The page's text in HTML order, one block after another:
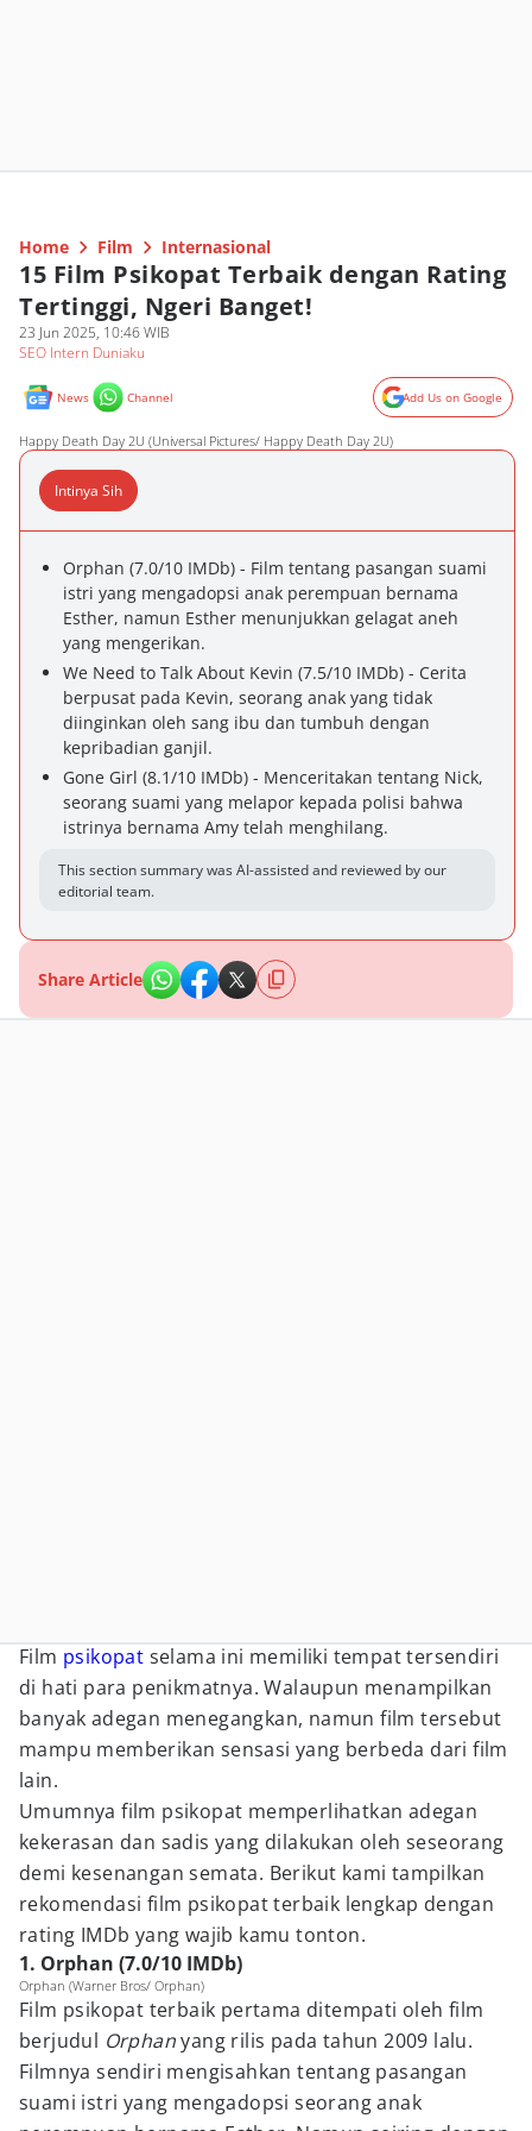
Home Film Internasional
15 Film Psikopat Terbaik dengan Rating
Tertinggi, Ngeri Banget!
23 Jun 2025, 10:46 WIB
SEO Intern Duniaku
News Channel Add Us on Google
Happy Death Day 2U (Universal Pictures/ Happy Death Day 2U)
Intinya Sih
Orphan (7.0/10 IMDb) - Film tentang pasangan suami
istri yang mengadopsi anak perempuan bernama
Esther, namun Esther menunjukkan gelagat aneh
yang mengerikan.
We Need to Talk About Kevin (7.5/10 IMDb) - Cerita
berpusat pada Kevin, seorang anak yang tidak
diinginkan oleh sang ibu dan tumbuh dengan
kepribadian ganjil.
Gone Girl (8.1/10 IMDb) - Menceritakan tentang Nick,
seorang suami yang melapor kepada polisi bahwa
istrinya bernama Amy telah menghilang.
This section summary was AI-assisted and reviewed by our
editorial team.
Share Article
Film psikopat selama ini memiliki tempat tersendiri
di hati para penikmatnya. Walaupun menampilkan
banyak adegan menegangkan, namun film tersebut
mampu memberikan sensasi yang berbeda dari film
lain.
Umumnya film psikopat memperlihatkan adegan
kekerasan dan sadis yang dilakukan oleh seseorang
demi kesenangan semata. Berikut kami tampilkan
rekomendasi film psikopat terbaik lengkap dengan
rating IMDb yang wajib kamu tonton.
1. Orphan (7.0/10 IMDb)
Orphan (Warner Bros/ Orphan)
Film psikopat terbaik pertama ditempati oleh film
berjudul Orphanyang rilis pada tahun 2009 lalu.
Filmnya sendiri mengisahkan tentang pasangan
suami istri yang mengadopsi seorang anak